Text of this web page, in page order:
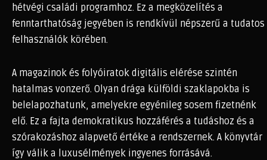
hétvégi családi programhoz. Ez a megközelítés a
fenntarthatóság jegyében is rendkívül népszerű a tudatos
felhasználók körében.
A magazinok és folyóiratok digitális elérése szintén
hatalmas vonzerő. Olyan drága külföldi szaklapokba is
belelapozhatunk, amelyekre egyénileg sosem fizetnénk
elő. Ez a fajta demokratikus hozzáférés a tudáshoz és a
szórakozáshoz alapvető értéke a rendszernek. A könyvtár
így válik a luxusélmények ingyenes forrásává.